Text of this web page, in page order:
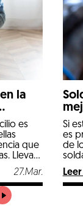
la
es
que
Llevar
no
y
27.Mar.
Si
es
de
por